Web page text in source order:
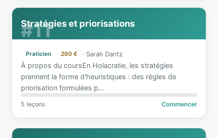
#11
Stratégies et priorisations
Praticien 290 € · Sarah Dantz
À propos du coursEn Holacratie, les stratégies
prennent la forme d'heuristiques : des règles de
priorisation formulées p…
5 leçons Commencer